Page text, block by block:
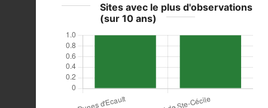
Sites avec le plus d'observations
(sur 10 ans)